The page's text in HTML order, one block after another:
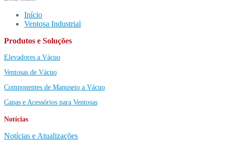
Início
Ventosa Industrial
Produtos e Soluções
Elevadores a Vácuo
Ventosas de Vácuo
Componentes de Manuseio a Vácuo
Capas e Acessórios para Ventosas
Notícias
Notícias e Atualizações